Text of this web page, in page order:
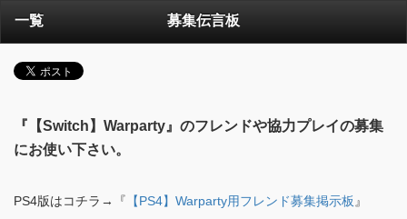
一覧 募集伝言板
『【Switch】Warparty』のフレンドや協力プレイの募集
にお使い下さい。
PS4版はコチラ→『 【PS4】Warparty用フレンド募集掲示板 』